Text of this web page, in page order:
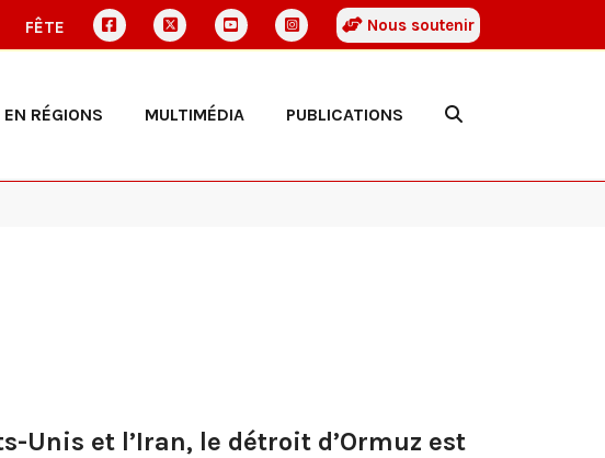
FÊTE Nous soutenir
EN RÉGIONS MULTIMÉDIA PUBLICATIONS
Unis et l’Iran, le détroit d’Ormuz est